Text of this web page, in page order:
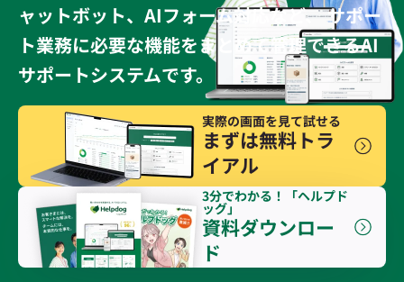
ャットボット、AIフォーム対応など、 サポー
ト業務に必要な機能をまとめて管理できるAI
サポートシステムです。
実際の画面を見て試せる
まずは無料トラ
イアル
3分でわかる！「ヘルプド
ッグ」
資料ダウンロー
ド